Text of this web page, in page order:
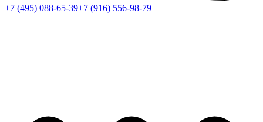
+7 (495) 088-65-39+7 (916) 556-98-79